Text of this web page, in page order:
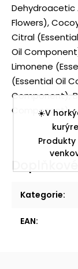
☀️V
Dehydroacetic
Flowers),
Citral
Oil
Limonene
(Essential Oil
Component),
Component)
Kategorie:
EAN: